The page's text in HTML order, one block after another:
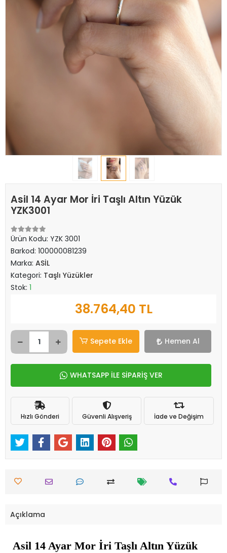
Asil 14 Ayar Mor İri Taşlı Altın Yüzük
YZK3001
Ürün Kodu: YZK 3001
Barkod: 100000081239
Marka: ASİL
Kategori: Taşlı Yüzükler
Stok: 1
38.764,40 TL
Sepete Ekle Hemen Al
WHATSAPP İLE SİPARİŞ VER
Hızlı Gönderi Güvenli Alışveriş İade ve Değişim
Açıklama
Asil 14 Ayar Mor İri Taşlı Altın Yüzük